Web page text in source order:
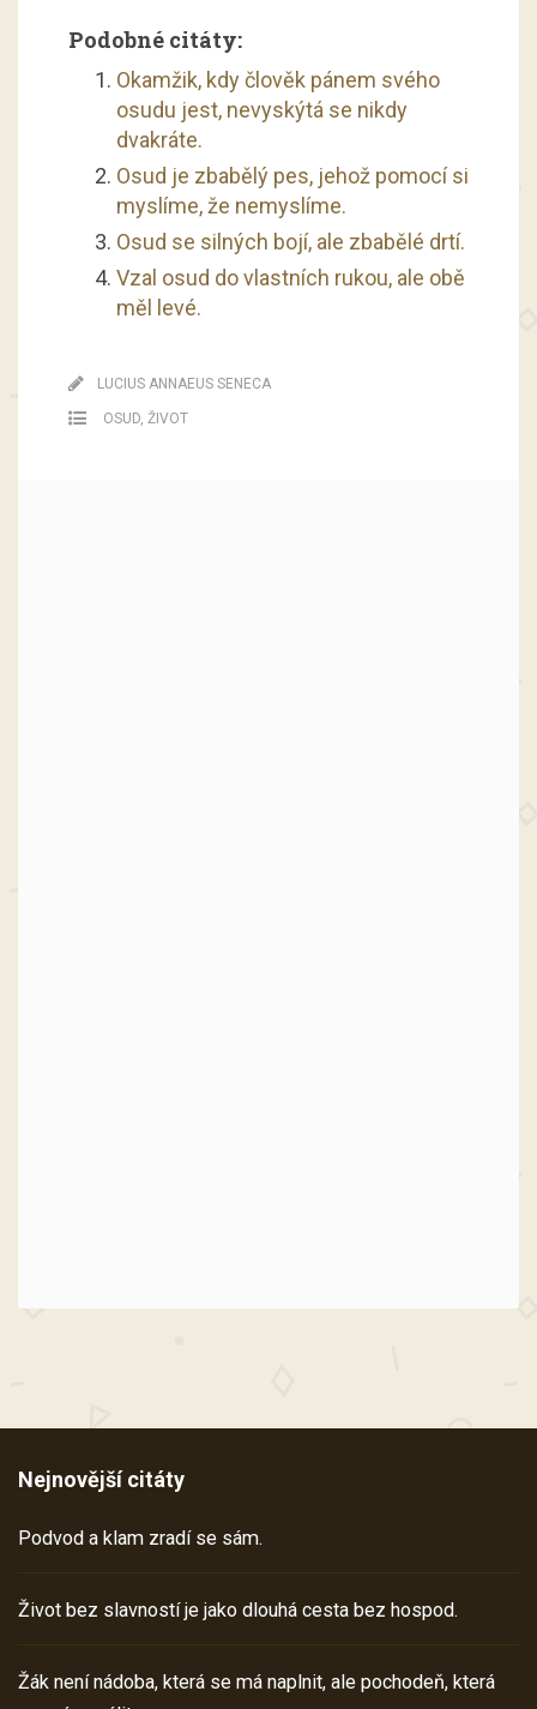
Podobné citáty:
Okamžik, kdy člověk pánem svého
osudu jest, nevyskýtá se nikdy
dvakráte.
Osud je zbabělý pes, jehož pomocí si
myslíme, že nemyslíme.
Osud se silných bojí, ale zbabělé drtí.
Vzal osud do vlastních rukou, ale obě
měl levé.
LUCIUS ANNAEUS SENECA
OSUD, ŽIVOT
Nejnovější citáty
Podvod a klam zradí se sám.
Život bez slavností je jako dlouhá cesta bez hospod.
Žák není nádoba, která se má naplnit, ale pochodeň, která